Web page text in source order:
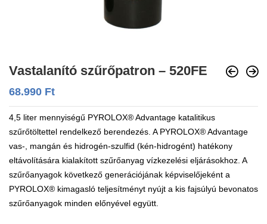
Vastalanító szűrőpatron – 520FE
68.990 Ft
4,5 liter mennyiségű PYROLOX® Advantage katalitikus
szűrőtöltettel rendelkező berendezés. A PYROLOX® Advantage
vas-, mangán és hidrogén-szulfid (kén-hidrogént) hatékony
eltávolítására kialakított szűrőanyag vízkezelési eljárásokhoz. A
szűrőanyagok következő generációjának képviselőjeként a
PYROLOX® kimagasló teljesítményt nyújt a kis fajsúlyú bevonatos
szűrőanyagok minden előnyével együtt.